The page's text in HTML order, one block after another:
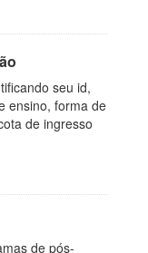
seu id,
ensino, forma de
de ingresso
de pós-